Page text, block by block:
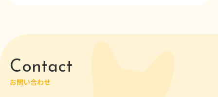
Contact
お問い合わせ